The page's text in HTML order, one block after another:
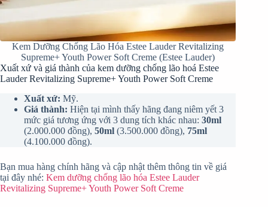
Kem Dưỡng Chống Lão Hóa Estee Lauder Revitalizing
Supreme+ Youth Power Soft Creme (Estee Lauder)
Xuất xứ và giá thành của kem dưỡng chống lão hoá Estee
Lauder Revitalizing Supreme+ Youth Power Soft Creme
Xuất xứ: Mỹ.
Giá thành: Hiện tại mình thấy hãng đang niêm yết 3
mức giá tương ứng với 3 dung tích khác nhau: 30ml
(2.000.000 đồng), 50ml (3.500.000 đồng), 75ml
(4.100.000 đồng).
Bạn mua hàng chính hãng và cập nhật thêm thông tin về giá
tại đây nhé: Kem dưỡng chống lão hóa Estee Lauder
Revitalizing Supreme+ Youth Power Soft Creme